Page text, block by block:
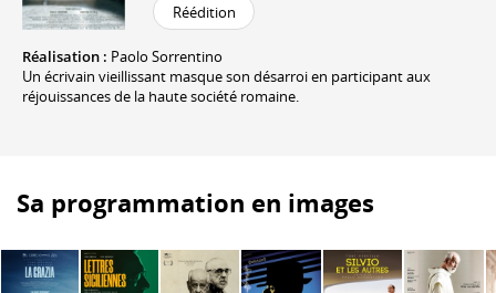
Réédition
Réalisation : Paolo Sorrentino
Un écrivain vieillissant masque son désarroi en participant aux
réjouissances de la haute société romaine.
Sa programmation en images